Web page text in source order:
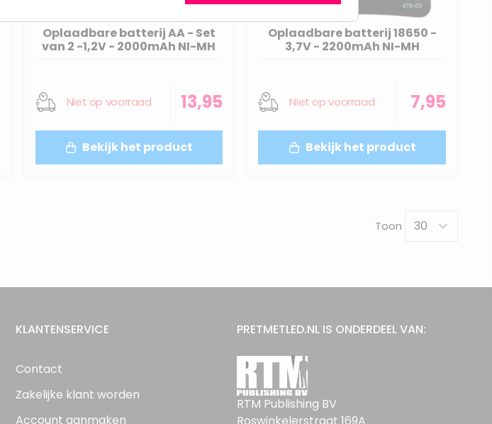
Oplaadbare batterij AA - Set
van 2 -1,2V - 2000mAh NI-MH
Niet op voorraad 13,95
Bekijk het product
Oplaadbare batterij 18650 -
3,7V - 2200mAh NI-MH
Niet op voorraad 7,95
Bekijk het product
Toon
KLANTENSERVICE
Contact
Zakelijke klant worden
Account aanmaken
PRETMETLED.NL IS ONDERDEEL VAN:
RTM Publishing BV